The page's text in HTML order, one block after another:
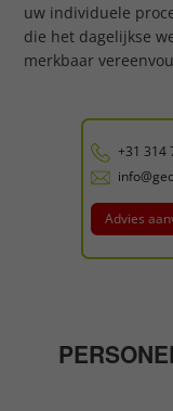
+31 314
Advies
uw individuele
die het dagelijkse
merkbaar